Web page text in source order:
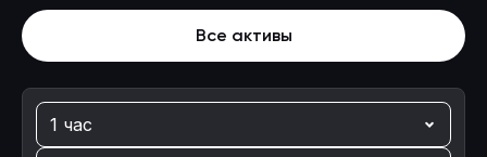
Все активы
1 час